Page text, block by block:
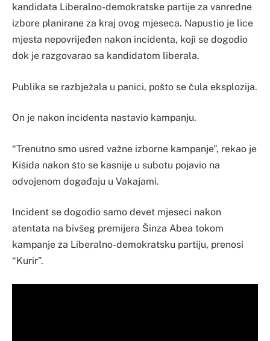
kandidata Liberalno-demokratske partije za vanredne
izbore planirane za kraj ovog mjeseca. Napustio je lice
mjesta nepovrijeđen nakon incidenta, koji se dogodio
dok je razgovarao sa kandidatom liberala.
Publika se razbježala u panici, pošto se čula eksplozija.
On je nakon incidenta nastavio kampanju.
“Trenutno smo usred važne izborne kampanje”, rekao je
Kišida nakon što se kasnije u subotu pojavio na
odvojenom događaju u Vakajami.
Incident se dogodio samo devet mjeseci nakon
atentata na bivšeg premijera Šinza Abea tokom
kampanje za Liberalno-demokratsku partiju, prenosi
“Kurir”.